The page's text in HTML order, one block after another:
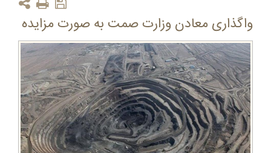
واگذاری معادن وزارت صمت به صورت مزایده